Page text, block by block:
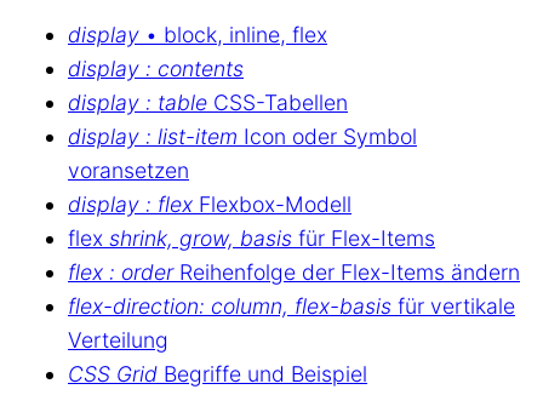
display • block, inline, flex
display : contents
display : table CSS-Tabellen
display : list-item Icon oder Symbol
voransetzen
display : flex Flexbox-Modell
flex shrink, grow, basis für Flex-Items
flex : orderReihenfolge der Flex-Items ändern
flex-direction: column, flex-basis für vertikale
Verteilung
CSS Grid Begriffe und Beispiel